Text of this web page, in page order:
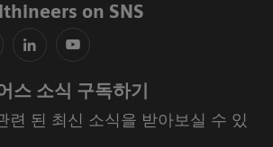
on SNS
스 소식 구독하기
련 된 최신 소식을 받아보실 수 있